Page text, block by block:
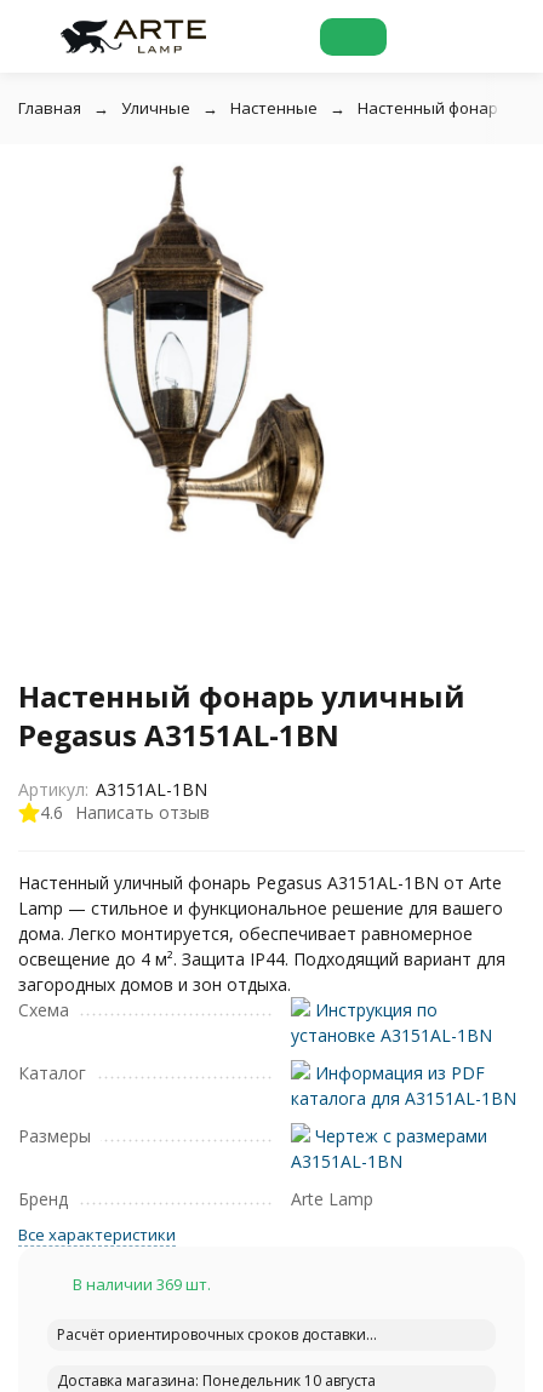
Главная Уличные Настенные Настенный фонарь
Настенный фонарь уличный
Pegasus A3151AL-1BN
4.6 Написать отзыв
Артикул: A3151AL-1BN
Настенный уличный фонарь Pegasus A3151AL-1BN от Arte
Lamp — стильное и функциональное решение для вашего
дома. Легко монтируется, обеспечивает равномерное
освещение до 4 м². Защита IP44. Подходящий вариант для
загородных домов и зон отдыха.
Схема
Инструкция по
установке A3151AL-1BN
Каталог
Информация из PDF
каталога для A3151AL-1BN
Размеры
Чертеж с размерами
A3151AL-1BN
Бренд
Arte Lamp
Все характеристики
В наличии 369 шт.
Расчёт ориентировочных сроков доставки...
Доставка магазина: Понедельник 10 августа